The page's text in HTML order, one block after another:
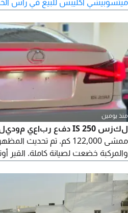
منذ يومين
والمركبة خضعت لصيانة كاملة. القير
والغرق. السعر 17,500 قابل للتفاوض.